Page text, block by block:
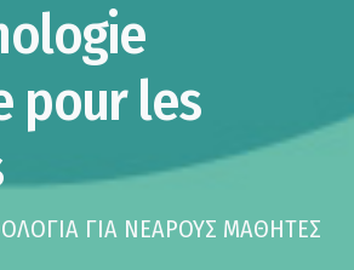
pour les
ΓΙΑ ΝΕΑΡΟΥΣ ΜΑΘΗΤΕΣ